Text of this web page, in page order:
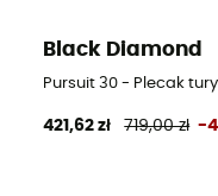
Black Diamond
Pursuit 30 - Plecak
421,62 zł 719,00 zł -